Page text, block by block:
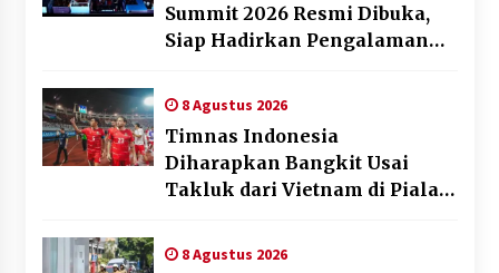
Summit 2026 Resmi Dibuka,
Siap Hadirkan Pengalaman
8 Agustus 2026
Timnas Indonesia
Diharapkan Bangkit Usai
Takluk dari Vietnam di Piala
8 Agustus 2026